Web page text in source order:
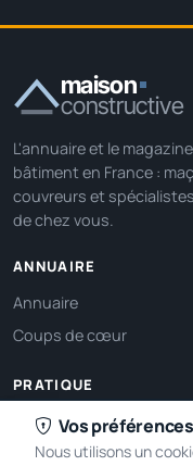
maison
constructive
L'annuaire et le
bâtiment en France :
couvreurs et
de chez vous.
ANNUAIRE
Annuaire
Coups de cœur
PRATIQUE
Ma localisation
Gérer mes cookies
Vos
Nous utilisons un